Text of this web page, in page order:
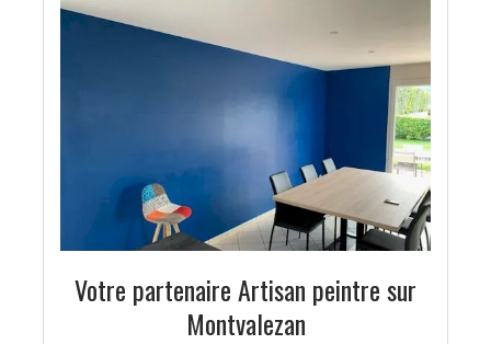
Votre partenaire Artisan peintre sur
Montvalezan